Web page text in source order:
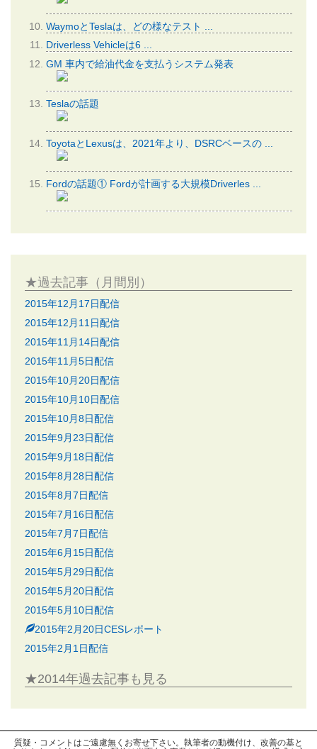
WaymoとTeslaは、どの様なテスト ...
Driverless Vehicleは6 ...
GM 車内で給油代金を支払うシステム発表
Teslaの話題
ToyotaとLexusは、2021年より、DSRCベースの ...
Fordの話題① Fordが計画する大規模Driverles ...
★過去記事（月間別）
2015年12月17日配信
2015年12月11日配信
2015年11月14日配信
2015年11月5日配信
2015年10月20日配信
2015年10月10日配信
2015年10月8日配信
2015年9月23日配信
2015年9月18日配信
2015年8月28日配信
2015年8月7日配信
2015年7月16日配信
2015年7月7日配信
2015年6月15日配信
2015年5月29日配信
2015年5月20日配信
2015年5月10日配信
2015年2月20日CESレポート
2015年2月1日配信
★2014年過去記事も見る
質疑・コメントはご遠慮無くお寄せ下さい。執筆者の動機付け、改善の基と